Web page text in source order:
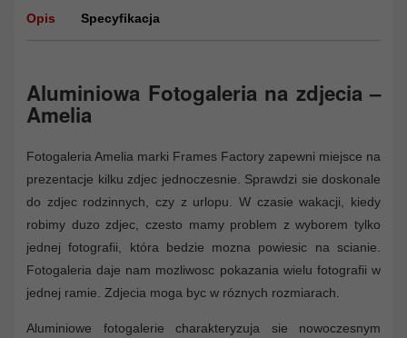
Opis Specyfikacja
Aluminiowa Fotogaleria na zdjecia –
Amelia
Fotogaleria Amelia marki Frames Factory zapewni miejsce na
prezentacje kilku zdjec jednoczesnie. Sprawdzi sie doskonale
do zdjec rodzinnych, czy z urlopu. W czasie wakacji, kiedy
robimy duzo zdjec, czesto mamy problem z wyborem tylko
jednej fotografii, która bedzie mozna powiesic na scianie.
Fotogaleria daje nam mozliwosc pokazania wielu fotografii w
jednej ramie. Zdjecia moga byc w róznych rozmiarach.
Aluminiowe fotogalerie charakteryzuja sie nowoczesnym